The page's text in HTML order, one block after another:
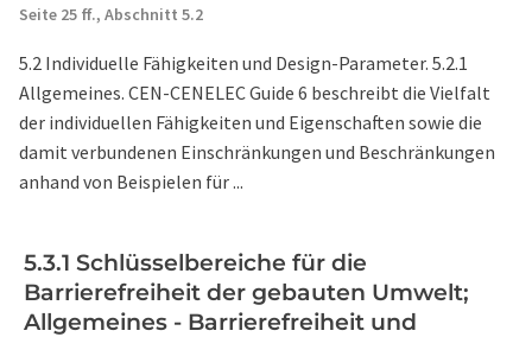
Seite 25 ff., Abschnitt 5.2
5.2 Individuelle Fähigkeiten und Design-Parameter. 5.2.1
Allgemeines. CEN-CENELEC Guide 6 beschreibt die Vielfalt
der individuellen Fähigkeiten und Eigenschaften sowie die
damit verbundenen Einschränkungen und Beschränkungen
anhand von Beispielen für ...
5.3.1 Schlüsselbereiche für die
Barrierefreiheit der gebauten Umwelt;
Allgemeines - Barrierefreiheit und